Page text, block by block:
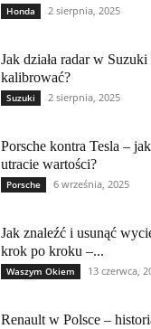
Honda 2 sierpnia, 2025
Jak działa radar w
kalibrować?
Suzuki 2 sierpnia, 2025
Porsche kontra Tesla –
utracie wartości?
Porsche 6 września, 2025
Jak znaleźć i usunąć
krok po kroku –...
Waszym Okiem 13 czerwca,
Renault w Polsce –